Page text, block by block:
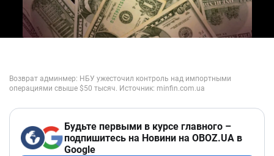
Будьте первыми в курсе главного –
подпишитесь на Новини на OBOZ.UA в
Google